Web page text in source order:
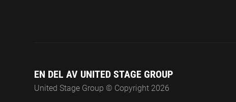
EN DEL AV UNITED STAGE GROUP
United Stage Group © Copyright 2026